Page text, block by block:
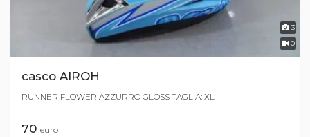
3
0
casco AIROH
RUNNER FLOWER AZZURRO GLOSS TAGLIA: XL
70 euro